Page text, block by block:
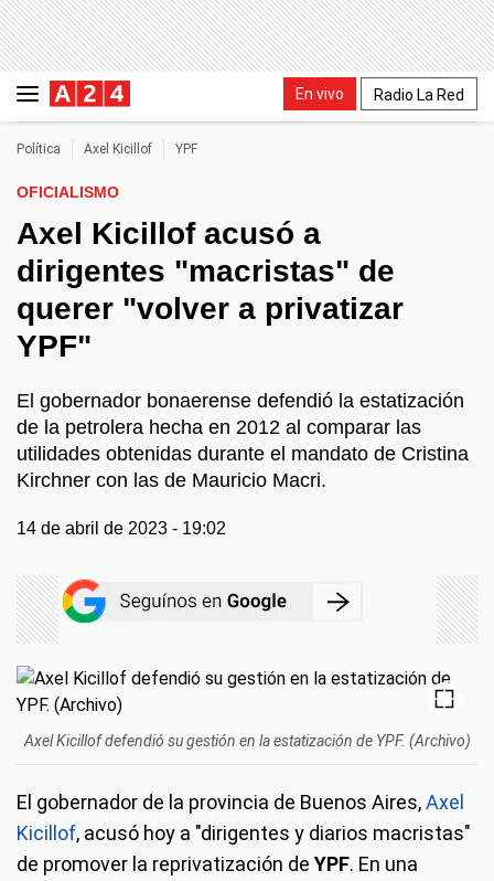
En vivo Radio La Red
Política Axel Kicillof YPF
OFICIALISMO
Axel Kicillof acusó a
dirigentes "macristas" de
querer "volver a privatizar
YPF"
El gobernador bonaerense defendió la estatización
de la petrolera hecha en 2012 al comparar las
utilidades obtenidas durante el mandato de Cristina
Kirchner con las de Mauricio Macri.
14 de abril de 2023 - 19:02
Axel Kicillof defendió su gestión en la estatización de YPF. (Archivo)
El gobernador de la provincia de Buenos Aires,Axel
Kicillof, acusó hoy a "dirigentes y diarios macristas"
de promover la reprivatización de YPF. En una